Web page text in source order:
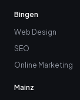
Bingen
Web Design
SEO
Online Marketing
Mainz